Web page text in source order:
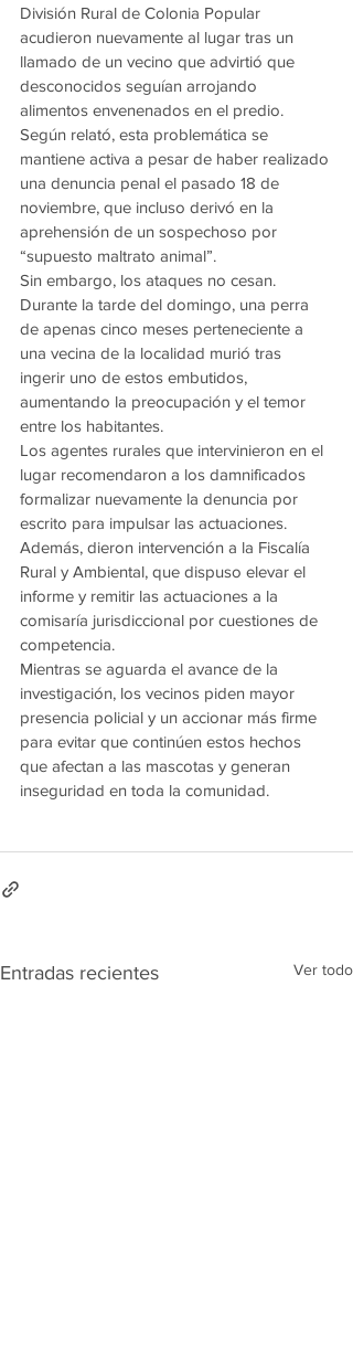
División Rural de Colonia Popular
acudieron nuevamente al lugar tras un
llamado de un vecino que advirtió que
desconocidos seguían arrojando
alimentos envenenados en el predio.
Según relató, esta problemática se
mantiene activa a pesar de haber realizado
una denuncia penal el pasado 18 de
noviembre, que incluso derivó en la
aprehensión de un sospechoso por
“supuesto maltrato animal”.
Sin embargo, los ataques no cesan.
Durante la tarde del domingo, una perra
de apenas cinco meses perteneciente a
una vecina de la localidad murió tras
ingerir uno de estos embutidos,
aumentando la preocupación y el temor
entre los habitantes.
Los agentes rurales que intervinieron en el
lugar recomendaron a los damnificados
formalizar nuevamente la denuncia por
escrito para impulsar las actuaciones.
Además, dieron intervención a la Fiscalía
Rural y Ambiental, que dispuso elevar el
informe y remitir las actuaciones a la
comisaría jurisdiccional por cuestiones de
competencia.
Mientras se aguarda el avance de la
investigación, los vecinos piden mayor
presencia policial y un accionar más firme
para evitar que continúen estos hechos
que afectan a las mascotas y generan
inseguridad en toda la comunidad.
Entradas recientes Ver todo